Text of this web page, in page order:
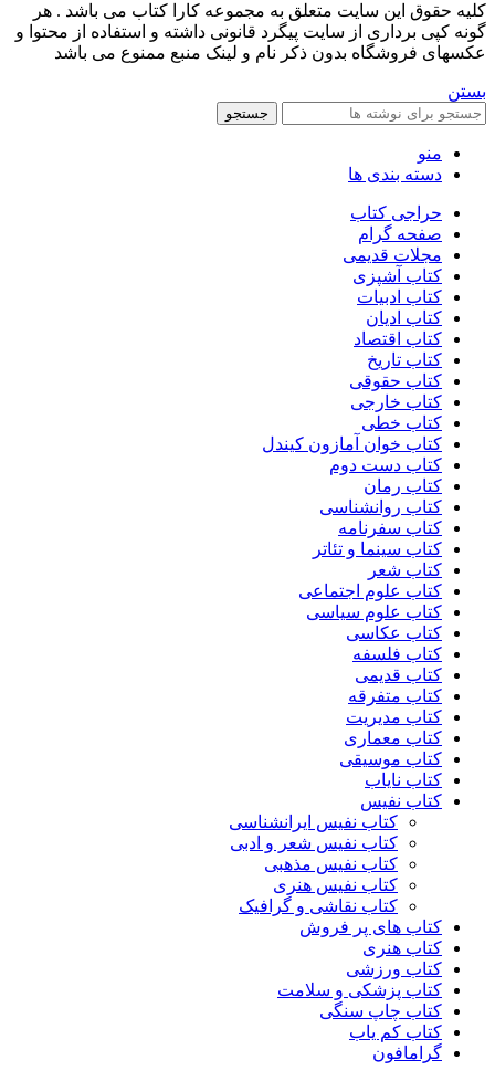
کليه حقوق اين سايت متعلق به مجموعه کارا کتاب می باشد . هر
گونه کپی برداری از سایت پیگرد قانونی داشته و استفاده از محتوا و
عکسهای فروشگاه بدون ذکر نام و لینک منبع ممنوع می باشد
بستن
جستجو
منو
دسته بندی ها
حراجی کتاب
صفحه گرام
مجلات قدیمی
کتاب آشپزی
کتاب ادبیات
کتاب ادیان
کتاب اقتصاد
کتاب تاریخ
کتاب حقوقی
کتاب خارجی
کتاب خطی
کتاب خوان آمازون کیندل
کتاب دست دوم
کتاب رمان
کتاب روانشناسی
کتاب سفرنامه
کتاب سینما و تئاتر
کتاب شعر
کتاب علوم اجتماعی
کتاب علوم سیاسی
کتاب عکاسی
کتاب فلسفه
کتاب قدیمی
کتاب متفرقه
کتاب مدیریت
کتاب معماری
کتاب موسیقی
کتاب نایاب
کتاب نفیس
کتاب نفیس ایرانشناسی
کتاب نفیس شعر و ادبی
کتاب نفیس مذهبی
کتاب نفیس هنری
کتاب نقاشی و گرافیک
کتاب های پر فروش
کتاب هنری
کتاب ورزشی
کتاب پزشکی و سلامت
کتاب چاپ سنگی
کتاب کم یاب
گرامافون